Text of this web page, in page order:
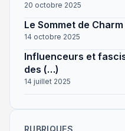
20 octobre 2025
Le Sommet de
14 octobre 2025
Influenceurs et
des (…)
14 juillet 2025
RUBRIQUES